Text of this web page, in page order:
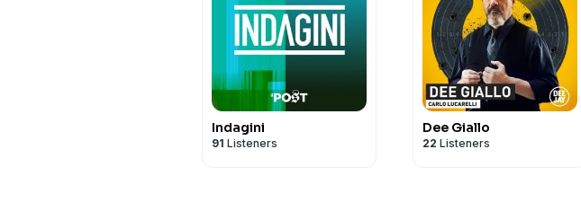
Indagini
91 Listeners
Dee Giallo
22 Listeners